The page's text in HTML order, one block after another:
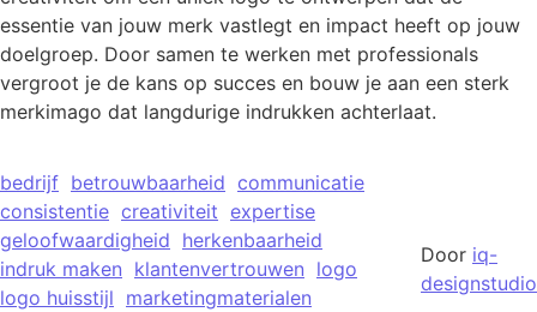
essentie van jouw merk vastlegt en impact heeft op jouw
doelgroep. Door samen te werken met professionals
vergroot je de kans op succes en bouw je aan een sterk
merkimago dat langdurige indrukken achterlaat.
bedrijf betrouwbaarheid communicatie
consistentie creativiteit expertise
geloofwaardigheid herkenbaarheid
indruk maken klantenvertrouwen logo
logo huisstijl marketingmaterialen
Door iq-
designstudio